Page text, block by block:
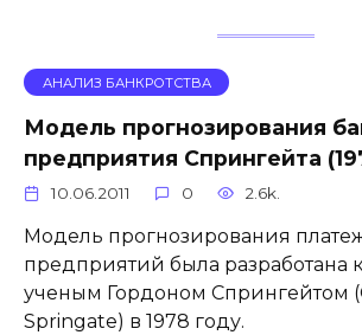
АНАЛИЗ БАНКРОТСТВА
Модель прогнозирования
предприятия Спрингейта
10.06.2011 0 2.6k.
Модель прогнозирования
предприятий была разработана
ученым Гордоном Спрингейтом
Springate) в 1978 году.